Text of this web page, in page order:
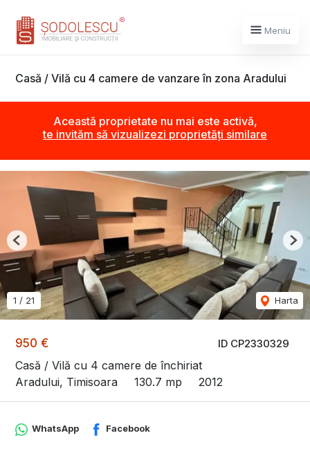
Meniu
Casă / Vilă cu 4 camere de vanzare în zona Aradului
Această proprietate nu mai este activă,
te invităm să vizualizezi proprietăți similare
ID CP2330329
950 €
Casă / Vilă cu 4 camere de închiriat
Aradului, Timisoara
130.7 mp 2012
1 / 21 Harta
Previous
WhatsApp Facebook